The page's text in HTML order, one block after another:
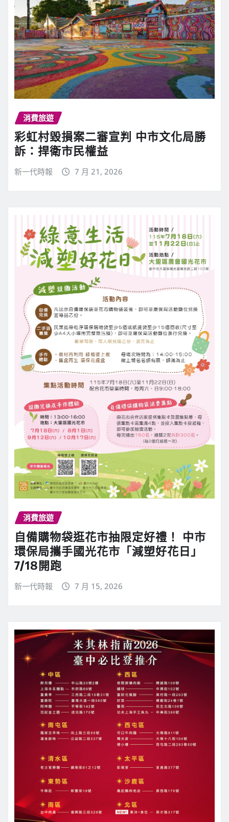
消費旅遊
彩虹村毀損案二審宣判 中市文化局勝
訴：捍衛市民權益
新一代時報 7 月 21, 2026
消費旅遊
自備購物袋逛花市抽限定好禮！ 中市
環保局攜手國光花市「減塑好花日」
7/18開跑
新一代時報 7 月 15, 2026